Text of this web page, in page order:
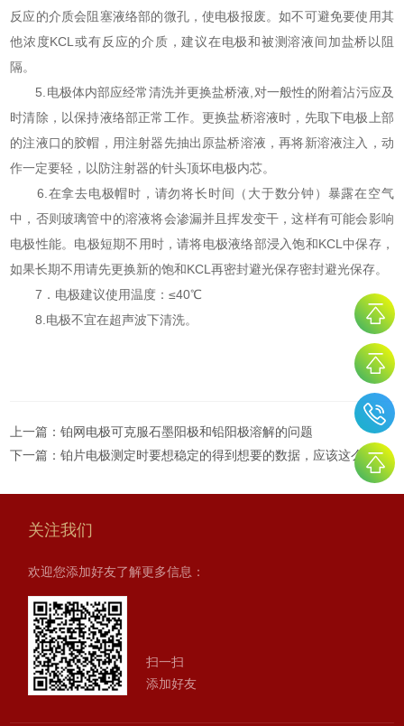
反应的介质会阻塞液络部的微孔，使电极报废。如不可避免要使用其
他浓度KCL或有反应的介质，建议在电极和被测溶液间加盐桥以阻
隔。
5.电极体内部应经常清洗并更换盐桥液,对一般性的附着沾污应及
时清除，以保持液络部正常工作。更换盐桥溶液时，先取下电极上部
的注液口的胶帽，用注射器先抽出原盐桥溶液，再将新溶液注入，动
作一定要轻，以防注射器的针头顶坏电极内芯。
6.在拿去电极帽时，请勿将长时间（大于数分钟）暴露在空气
中，否则玻璃管中的溶液将会渗漏并且挥发变干，这样有可能会影响
电极性能。电极短期不用时，请将电极液络部浸入饱和KCL中保存，
如果长期不用请先更换新的饱和KCL再密封避光保存密封避光保存。
7．电极建议使用温度：≤40℃
8.电极不宜在超声波下清洗。
上一篇：铂网电极可克服石墨阳极和铅阳极溶解的问题
下一篇：铂片电极测定时要想稳定的得到想要的数据，应该这么做
关注我们
欢迎您添加好友了解更多信息：
扫一扫
添加好友